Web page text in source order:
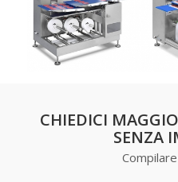
CHIEDICI
SENZA